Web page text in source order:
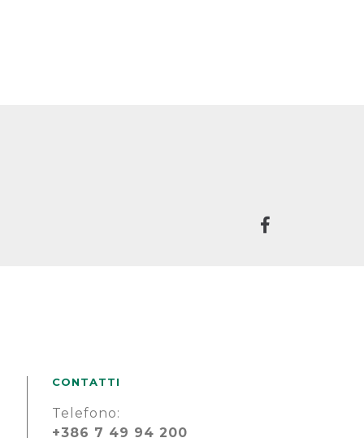
CONTATTI
Telefono:
+386 7 49 94 200